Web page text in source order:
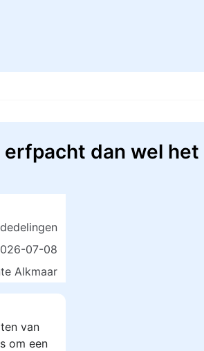
dan wel het
07-08
Alkmaar
van
om een